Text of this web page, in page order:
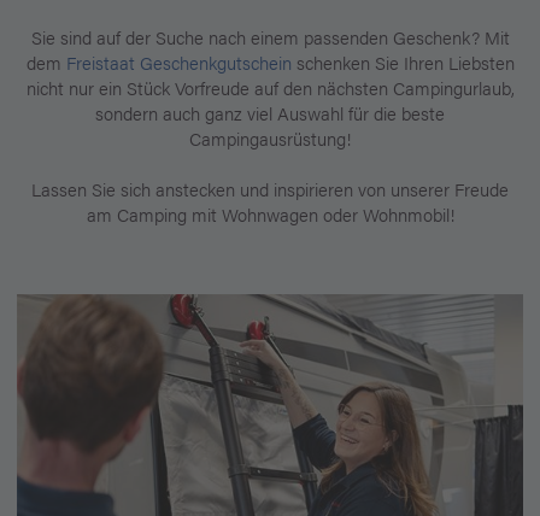
Sie sind auf der Suche nach einem passenden Geschenk? Mit
dem Freistaat Geschenkgutschein schenken Sie Ihren Liebsten
nicht nur ein Stück Vorfreude auf den nächsten Campingurlaub,
sondern auch ganz viel Auswahl für die beste
Campingausrüstung!
Lassen Sie sich anstecken und inspirieren von unserer Freude
am Camping mit Wohnwagen oder Wohnmobil!